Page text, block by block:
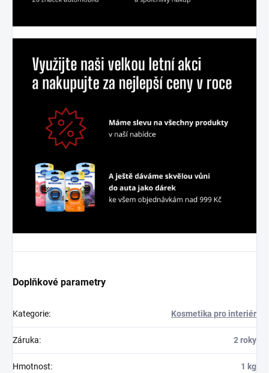
Doplňkové parametry
Kategorie: Kosmetika pro interiér
Záruka: 2 roky
Hmotnost: 1 kg